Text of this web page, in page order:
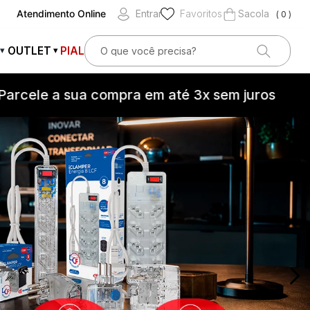
Atendimento Online Entrar Favoritos 0
▾ OUTLET ▾ PIAL
O que você precisa?
a sua compra em até 3x sem juros
contra surtos elétricos